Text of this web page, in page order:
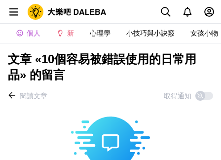
個人 新 心理學 小技巧與小訣竅 女孩小物
文章 «10個容易被錯誤使用的日常用
品» 的留言
閱讀文章 取得通知